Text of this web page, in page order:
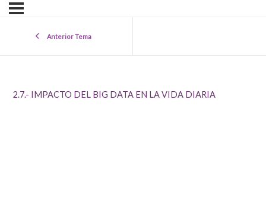
Anterior Tema
2.7.- IMPACTO DEL BIG DATA EN LA VIDA DIARIA